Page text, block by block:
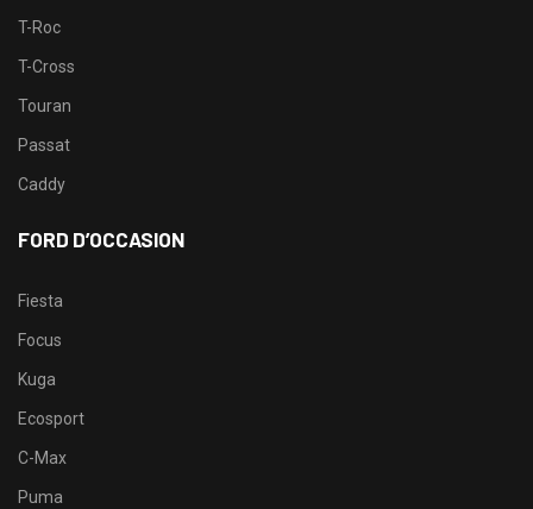
T-Roc
T-Cross
Touran
Passat
Caddy
FORD D’OCCASION
Fiesta
Focus
Kuga
Ecosport
C-Max
Puma